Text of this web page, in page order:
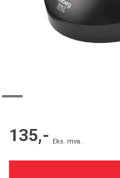
135,- Eks. mva.